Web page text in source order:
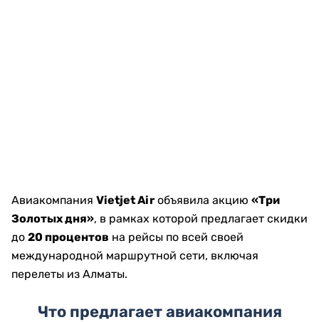
Авиакомпания Vietjet Air объявила акцию «Три
Золотых дня», в рамках которой предлагает скидки
до 20 процентов на рейсы по всей своей
международной маршрутной сети, включая
перелеты из Алматы.
Что предлагает авиакомпания